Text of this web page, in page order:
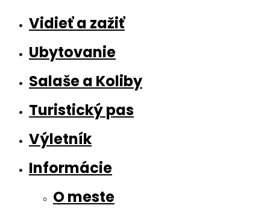
Vidieť a zažiť
Ubytovanie
Salaše a Koliby
Turistický pas
Výletník
Informácie
O meste